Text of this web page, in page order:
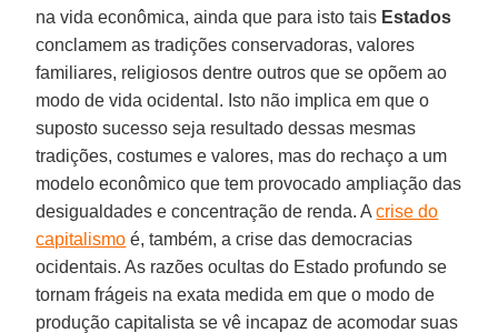
na vida econômica, ainda que para isto tais Estados
conclamem as tradições conservadoras, valores
familiares, religiosos dentre outros que se opõem ao
modo de vida ocidental. Isto não implica em que o
suposto sucesso seja resultado dessas mesmas
tradições, costumes e valores, mas do rechaço a um
modelo econômico que tem provocado ampliação das
desigualdades e concentração de renda. Acrise do
capitalismo é, também, a crise das democracias
ocidentais. As razões ocultas do Estado profundo se
tornam frágeis na exata medida em que o modo de
produção capitalista se vê incapaz de acomodar suas